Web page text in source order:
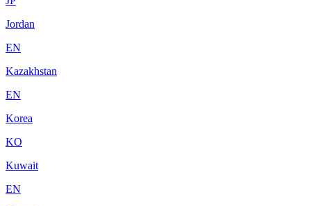
Jordan
EN
Kazakhstan
EN
Korea
KO
Kuwait
EN